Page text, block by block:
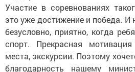
Участие в соревнованиях
это уже достижение и победа.
безусловно, приятно, когда
спорт. Прекрасная
места, экскурсии. Поэтому
благодарность нашему